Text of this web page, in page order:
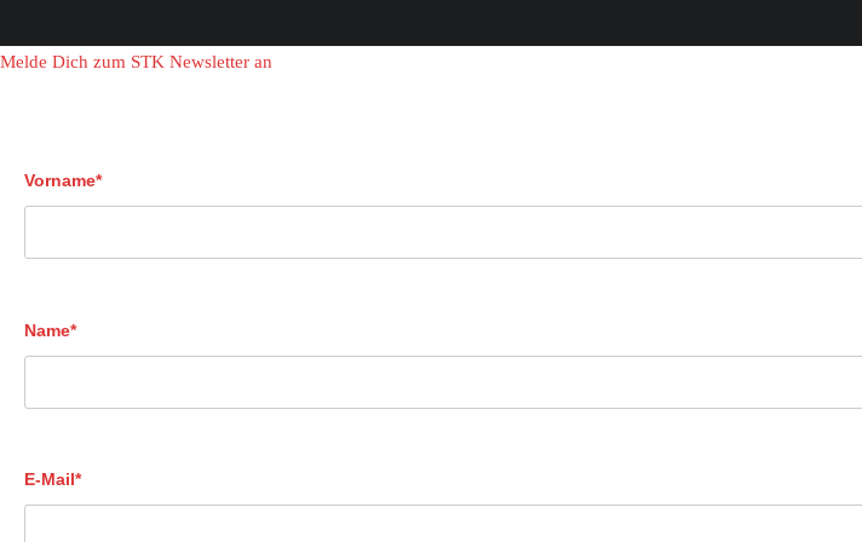
Melde Dich zum STK Newsletter an
Vorname*
Name*
E-Mail*